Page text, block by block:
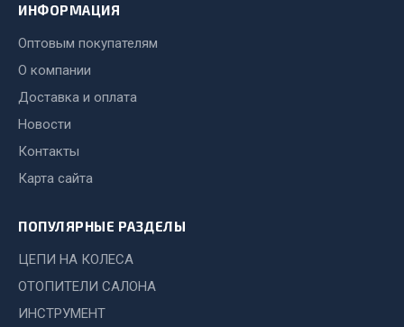
Весь раздел
Запчасти HOWO
Двигатель
Система охлаждения
ИНФОРМАЦИЯ
Оптовым покупателям
О компании
Доставка и оплата
Новости
Контакты
Карта сайта
ПОПУЛЯРНЫЕ РАЗДЕЛЫ
ЦЕПИ НА КОЛЕСА
ОТОПИТЕЛИ САЛОНА
ИНСТРУМЕНТ